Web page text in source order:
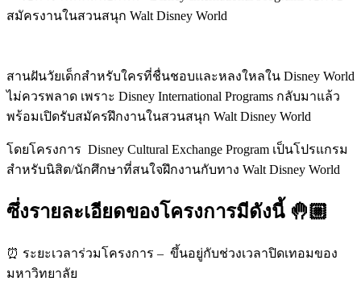
สานฝันวัยเด็กสำหรับใครที่ชื่นชอบและหลงใหลใน Disney World
ไม่ควรพลาด เพราะ Disney International Programs กลับมาแล้ว
พร้อมเปิดรับสมัครฝึกงานในสวนสนุก Walt Disney World
โดยโครงการ Disney Cultural Exchange Program เป็นโปรแกรม
สำหรับนิสิต/นักศึกษาที่สนใจฝึกงานกับทาง Walt Disney World
ซึ่งรายละเอียดของโครงการมีดังนี้ 🤚🏼
⏰ ระยะเวลาร่วมโครงการ – ขึ้นอยู่กับช่วงเวลาปิดเทอมของ
มหาวิทยาลัย